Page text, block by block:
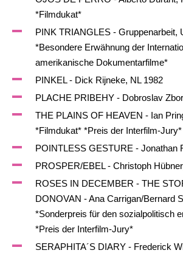
*Filmdukat*
PINK TRIANGLES - Gruppenarbeit,
*Besondere Erwähnung der
amerikanische Dokumentarfilme*
PINKEL - Dick Rijneke, NL 1982
PLACHE PRIBEHY - Dobroslav
THE PLAINS OF HEAVEN - Ian
*Filmdukat* *Preis der Interfilm-Jury*
POINTLESS GESTURE - Jonathan
PROSPER/EBEL - Christoph
ROSES IN DECEMBER - THE
DONOVAN - Ana Carrigan/Bernard
*Sonderpreis für den sozialpolitisch
*Preis der Interfilm-Jury*
SERAPHITA´S DIARY - Frederick